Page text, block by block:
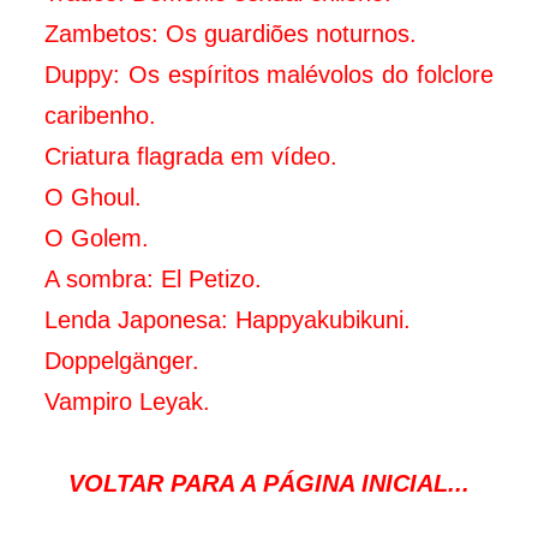
Zambetos: Os guardiões noturnos.
Duppy: Os espíritos malévolos do folclore
caribenho.
Criatura flagrada em vídeo.
O Ghoul.
O Golem.
A sombra: El Petizo.
Lenda Japonesa: Happyakubikuni.
Doppelgänger.
Vampiro Leyak.
VOLTAR PARA A PÁGINA INICIAL...